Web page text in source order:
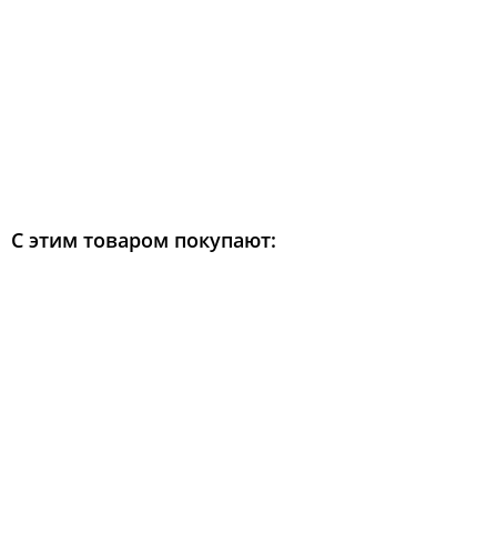
С этим товаром покупают: